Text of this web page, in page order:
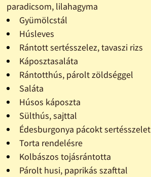
paradicsom, lilahagyma
Gyümölcstál
Húsleves
Rántott sertésszelez, tavaszi rizs
Káposztasaláta
Rántotthús, párolt zöldséggel
Saláta
Húsos káposzta
Sülthús, sajttal
Édesburgonya pácokt sertésszelet
Torta rendelésre
Kolbászos tojásrántotta
Párolt husi, paprikás szafttal